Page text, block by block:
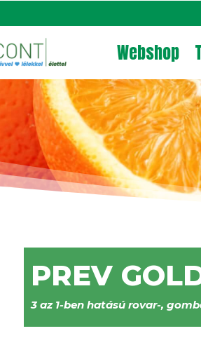
Webshop
PREV
3 az 1-ben hatású rovar-,